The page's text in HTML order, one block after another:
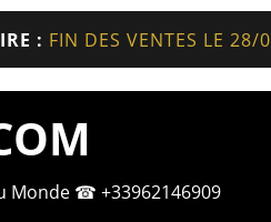
: FIN DES VENTES LE 28/
Monde ☎ +33962146909